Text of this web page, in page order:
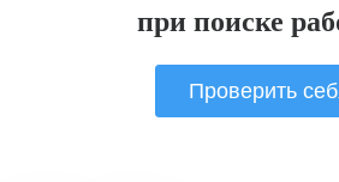
при поиске
Проверить